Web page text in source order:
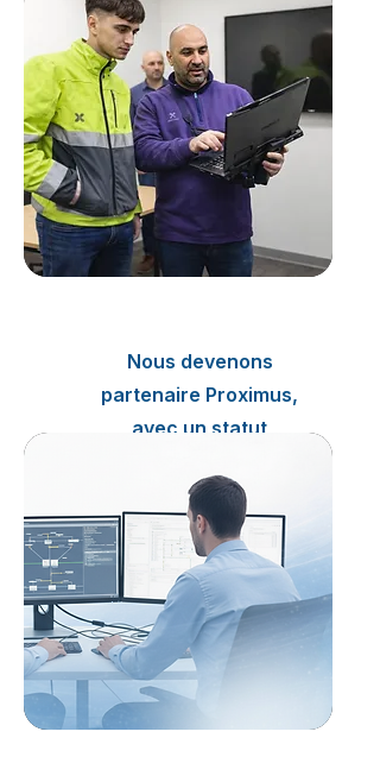
avec Proximus.
Nous devenons
partenaire Proximus,
avec un statut